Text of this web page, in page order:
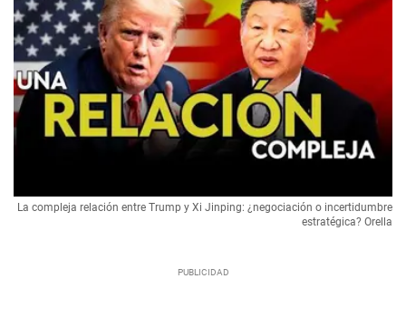
La compleja relación entre Trump y Xi Jinping: ¿negociación o incertidumbre
estratégica? Orella